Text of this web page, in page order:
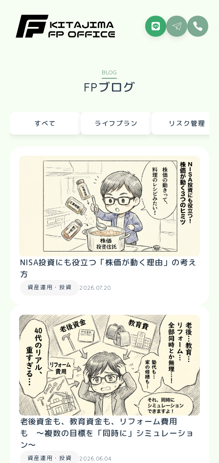
BLOG
FPブログ
すべて ライフプラン リスク管理
NISA投資にも役立つ「株価が動く理由」の考え
方
資産運用・投資 2026.07.20
老後資金も、教育資金も、リフォーム費用
も 〜複数の目標を「同時に」シミュレーショ
ン〜
資産運用・投資 2026.06.04